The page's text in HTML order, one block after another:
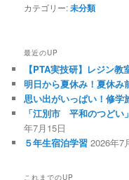
カテゴリー:未分類
最近のUP
【PTA実技研】レジン
明日から夏休み！夏休み
思い出がいっぱい！修学
「江別市 平和のつどい
年7月15日
５年生宿泊学習 2026年7
これまでのUP